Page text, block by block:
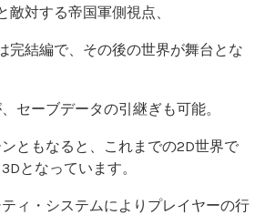
敵対する帝国軍側視点、
完結編で、その後の世界が舞台とな
セーブデータの引継ぎも可能。
ともなると、これまでの2D世界で
となっています。
ィ・システムによりプレイヤーの行